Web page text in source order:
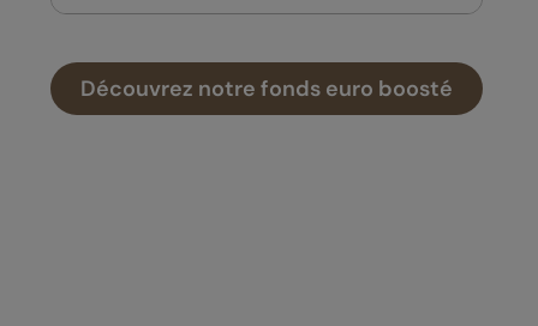
Découvrez notre fonds euro boosté